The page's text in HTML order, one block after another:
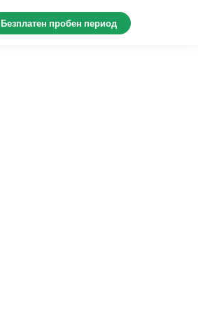
Безплатен пробен период